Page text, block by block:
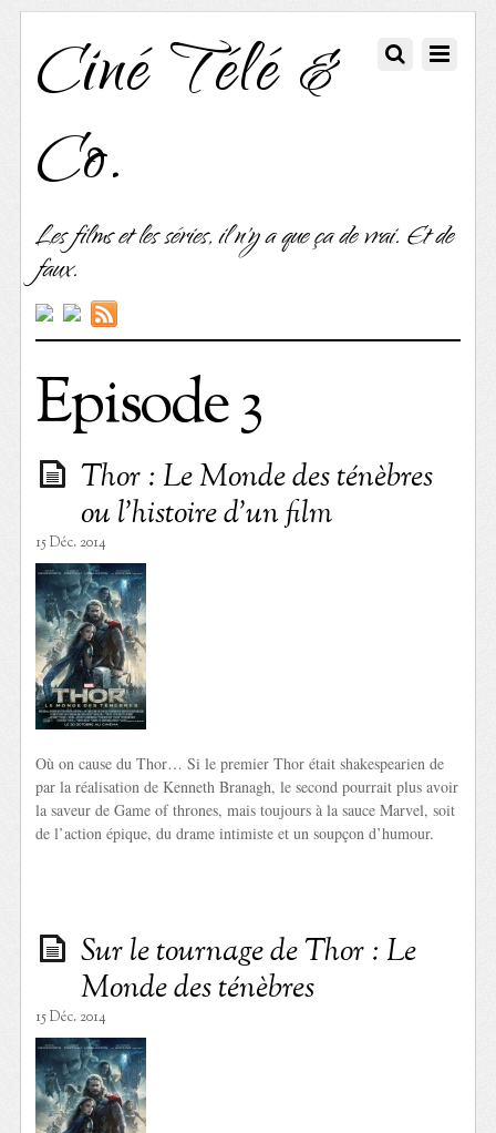
Ciné Télé &
Co.
Les films et les séries, il n'y a que ça de vrai. Et de
faux.
Episode 3
Thor : Le Monde des ténèbres
ou l’histoire d’un film
15 Déc. 2014
Où on cause du Thor… Si le premier Thor était shakespearien de
par la réalisation de Kenneth Branagh, le second pourrait plus avoir
la saveur de Game of thrones, mais toujours à la sauce Marvel, soit
de l’action épique, du drame intimiste et un soupçon d’humour.
Sur le tournage de Thor : Le
Monde des ténèbres
15 Déc. 2014